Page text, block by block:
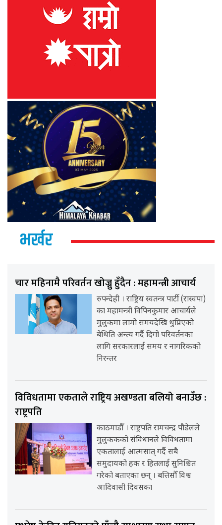
भर्खर
चार महिनामै परिवर्तन खोज्नु हुँदैन : महामन्त्री आचार्य
रुपन्देही । राष्ट्रिय स्वतन्त्र पार्टी (रास्वपा)
का महामन्त्री विपिनकुमार आचार्यले
मुलुकमा लामो समयदेखि थुप्रिएको
बेथिति अन्त्य गर्दै दिगो परिवर्तनका
लागि सरकारलाई समय र नागरिकको
निरन्तर
विविधतामा एकताले राष्ट्रिय अखण्डता बलियो बनाउँछ :
राष्ट्रपति
काठमाडौँ । राष्ट्रपति रामचन्द्र पौडेलले
मुलुककको संविधानले विविधतामा
एकतालाई आत्मसात् गर्दै सबै
समुदायको हक र हितलाई सुनिश्चित
गरेको बताएका छन् । बत्तिसौँ विश्व
आदिवासी दिवसका